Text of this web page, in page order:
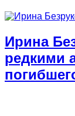
Ирина
редкими